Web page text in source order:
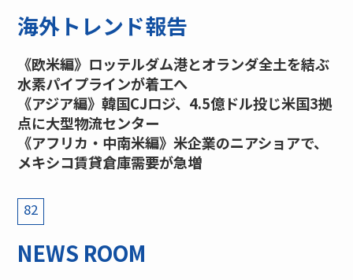
海外トレンド報告
《欧米編》ロッテルダム港とオランダ全土を結ぶ
水素パイプラインが着工へ
《アジア編》韓国CJロジ、4.5億ドル投じ米国3拠
点に大型物流センター
《アフリカ・中南米編》米企業のニアショアで、
メキシコ賃貸倉庫需要が急増
82
NEWS ROOM